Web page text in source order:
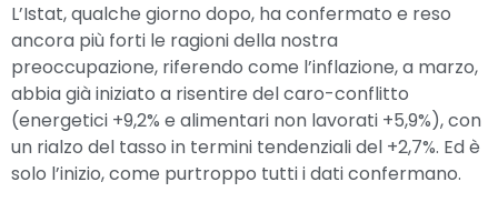
L’Istat, qualche giorno dopo, ha confermato e reso
ancora più forti le ragioni della nostra
preoccupazione, riferendo come l’inflazione, a marzo,
abbia già iniziato a risentire del caro-conflitto
(energetici +9,2% e alimentari non lavorati +5,9%), con
un rialzo del tasso in termini tendenziali del +2,7%. Ed è
solo l’inizio, come purtroppo tutti i dati confermano.